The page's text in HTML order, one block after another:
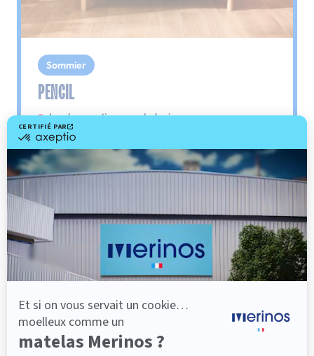
Sommier
PENCIL
Le plus : soutien morphologique
Grâce à ses 3 zones de confort, le sommier
Pencil vous assure tout son soutien. Avec les
épaules, le dos et le bassin qui reposent sur ses
lattes, vous évitez les douleurs au petit matin.
501,00 €
Découvrir